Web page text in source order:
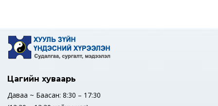
Цагийн хуваарь
Даваа ~ Баасан: 8:30 – 17:30